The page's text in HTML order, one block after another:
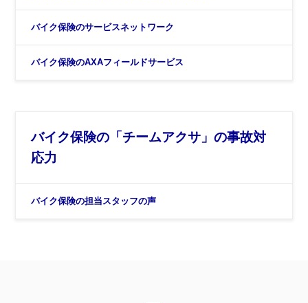
バイク保険のサービスネットワーク
バイク保険のAXAフィールドサービス
バイク保険の「チームアクサ」の事故対
応力
バイク保険の担当スタッフの声